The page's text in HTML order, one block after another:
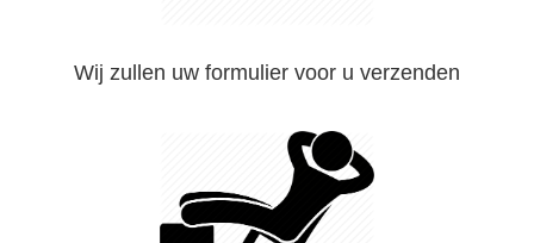
Wij zullen uw formulier voor u verzenden